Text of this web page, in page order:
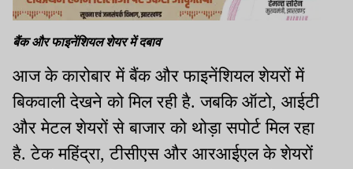
बैंक और फाइनेंशियल शेयर में दबाव
आज के कारोबार में बैंक और फाइनेंशियल शेयरों में
बिकवाली देखने को मिल रही है. जबकि ऑटो, आईटी
और मेटल शेयरों से बाजार को थोड़ा सपोर्ट मिल रहा
है. टेक महिंद्रा, टीसीएस और आरआईएल के शेयरों